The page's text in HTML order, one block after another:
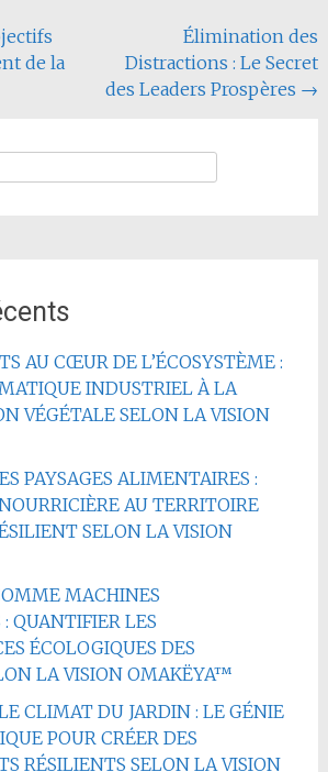
de la
Élimination des
Distractions : Le Secret
des Leaders Prospères →
AU CŒUR DE L’ÉCOSYSTÈME :
INDUSTRIEL À LA
VÉGÉTALE SELON LA VISION
PAYSAGES ALIMENTAIRES :
AU TERRITOIRE
SELON LA VISION
MACHINES
QUANTIFIER LES
ÉCOLOGIQUES DES
LA VISION OMAKËYA™
CLIMAT DU JARDIN : LE GÉNIE
POUR CRÉER DES
RÉSILIENTS SELON LA VISION